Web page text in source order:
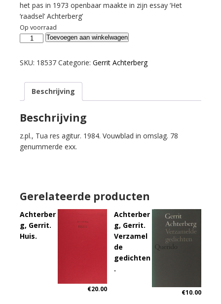
het pas in 1973 openbaar maakte in zijn essay ‘Het
‘raadsel’ Achterberg’
Op voorraad
Achterberg,
Jeugdvers
aantal
Toevoegen aan winkelwagen
SKU: 18537 Categorie: Gerrit Achterberg
Beschrijving
Beschrijving
z.pl., Tua res agitur. 1984. Vouwblad in omslag. 78
genummerde exx.
Gerelateerde producten
Achterber
g, Gerrit.
Huis.
€20.00
Achterber
g, Gerrit.
Verzamel
de
gedichten
.
€10.00